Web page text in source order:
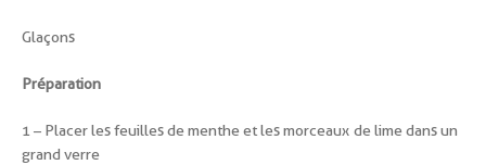
Glaçons
Préparation
1 – Placer les feuilles de menthe et les morceaux de lime dans un
grand verre